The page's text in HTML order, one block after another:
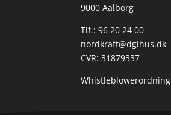
9000 Aalborg
Tlf.: 96 20 24 00
nordkraft@dgihus.dk
CVR: 31879337
Whistleblowerordning